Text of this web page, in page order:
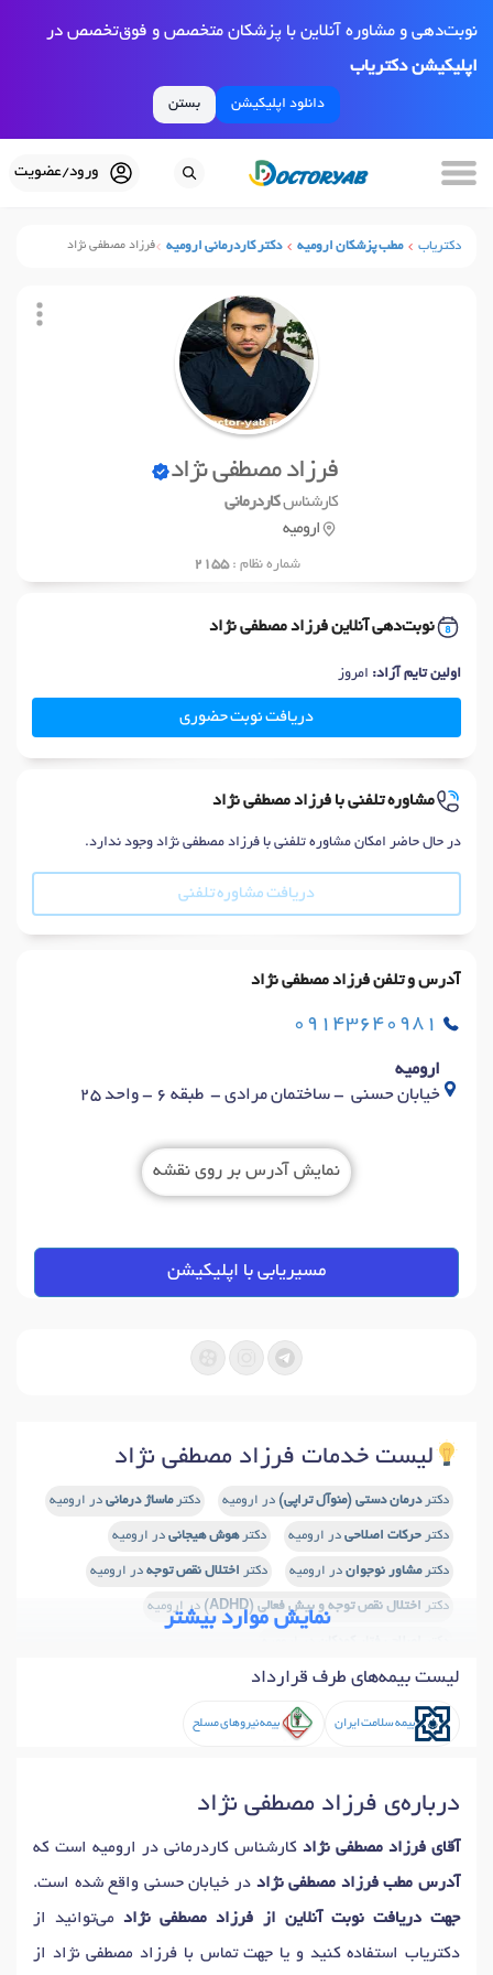
نوبت‌دهی و مشاوره آنلاین با پزشکان متخصص و فوق‌تخصص در
اپلیکیشن دکتریاب
دانلود اپلیکیشن بستن
ورود/عضویت
دکتریاب مطب پزشکان ارومیه دکتر کاردرمانی ارومیه فرزاد مصطفی نژاد
فرزاد مصطفی نژاد
کارشناسکاردرمانی
ارومیه
شماره نظام :2155
نوبت‌دهی آنلاین فرزاد مصطفی نژاد
اولین تایم آزاد: امروز
دریافت نوبت حضوری
مشاوره تلفنی با فرزاد مصطفی نژاد
در حال حاضر امکان مشاوره تلفنی با فرزاد مصطفی نژاد وجود ندارد.
دریافت مشاوره تلفنی
آدرس و تلفن فرزاد مصطفی نژاد
09143640981
ارومیه
خیابان حسنی - ساختمان مرادی - طبقه 6 - واحد 25
نمایش آدرس بر روی نقشه
مسیریابی با اپلیکیشن
لیست خدمات فرزاد مصطفی نژاد
دکتردرمان دستی (منوآل تراپی) در ارومیه دکترماساژ درمانی در ارومیه
دکتر حرکات اصلاحی در ارومیه دکترهوش هیجانی در ارومیه
دکترمشاور نوجوان در ارومیه دکتر اختلال نقص توجه در ارومیه
دکتر اختلال نقص توجه و بیش فعالی (ADHD) در ارومیه
دکترشیوه های تربیت فرزنددر ارومیه
دکترآموزش مهارتهای زندگیدر ارومیه
دکتر گرفتگی (اسپاسم) عضلات در ارومیه
دکترگرفتگی (اسپاسم) کمر در ارومیه
دکترگرفتگی (اسپاسم) گردندر ارومیه
دکتر تورتیکولی اسپاسم در ارومیه دکتراختلال نخاع در ارومیه
دکترآسیب تروماتیک مغزدر ارومیه دکترآنوریسم مغزدر ارومیه
نمایش موارد بیشتر
لیست بیمه‌های طرف قرارداد
بیمه سلامت ایران بیمه نیروهای مسلح
درباره‌ی فرزاد مصطفی نژاد
آقای فرزاد مصطفی نژاد کارشناس کاردرمانی در ارومیه است که
آدرس مطب فرزاد مصطفی نژاد در خیابان حسنی واقع شده است.
جهت دریافت نوبت آنلاین از فرزاد مصطفی نژادمی‌توانید از
دکتریاب استفاده کنید و یا جهت تماس با فرزاد مصطفی نژاد از